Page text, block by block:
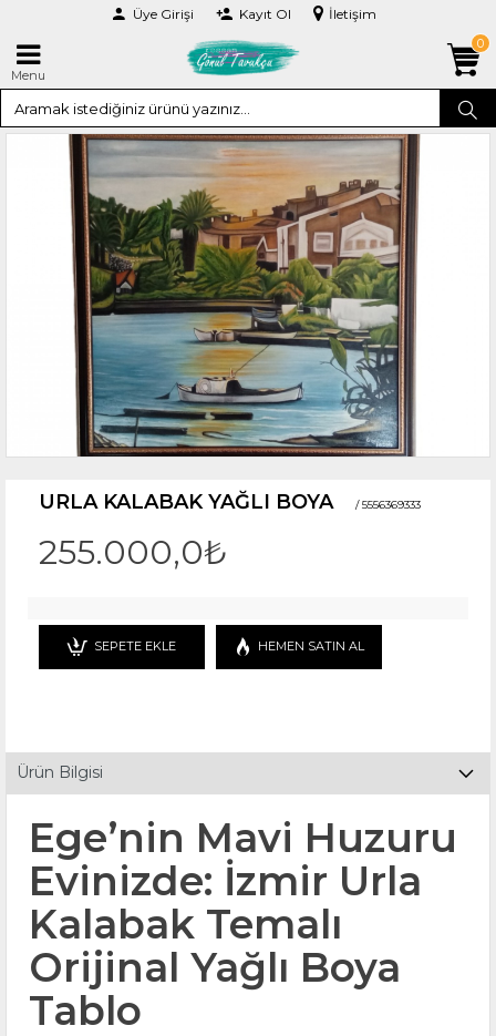
Üye Girişi Kayıt Ol İletişim
Menu
0
URLA KALABAK YAĞLI BOYA / 5556369333
255.000,0₺
SEPETE EKLE HEMEN SATIN AL
Ürün Bilgisi
Ege’nin Mavi Huzuru
Evinizde: İzmir Urla
Kalabak Temalı
Orijinal Yağlı Boya
Tablo